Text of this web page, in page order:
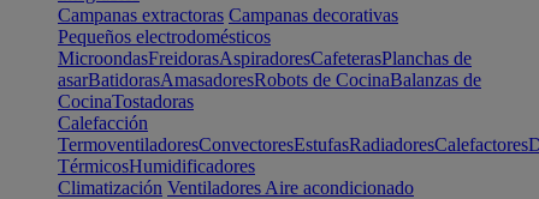
Campanas extractoras Campanas decorativas
Pequeños electrodomésticos
MicroondasFreidorasAspiradoresCafeterasPlanchas de
asarBatidorasAmasadoresRobots de CocinaBalanzas de
CocinaTostadoras
Calefacción
TermoventiladoresConvectoresEstufasRadiadoresCalefactores
TérmicosHumidificadores
Climatización Ventiladores Aire acondicionado